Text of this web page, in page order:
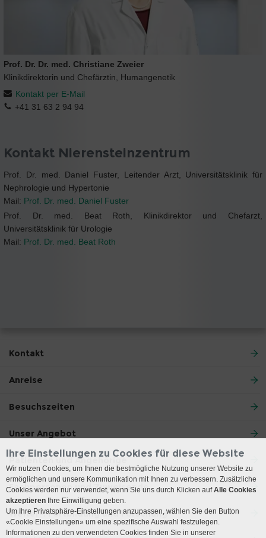
Prof. Dr. Dr. med. Christiane Zweier
Klinikdirektorin und Chefärztin, Humangenetik
Kontakt per E-Mail
+41 31 63 2 94 94
Kontakt Nierensteinzentrum
Prof. Dr. med. Daniel Fuster, Leitender Arzt, Universitätsklinik für
Nephrologie und Hypertonie
Mail: Prof. Dr. med. Daniel Fuster
Prof. Dr. med. Beat Roth, Klinikdirektor und Chefarzt,
Universitätsklinik für Urologie
Mail: Prof. Dr. med. Beat Roth
Kontakt
Anreise
Besuchszeiten
Unser Angebot
Patienten und Angehörige
Fachpersonen und Zuweisende
Weiter-, Fortbildung und Forschung
Ihre Einstellungen zu Cookies für diese Website
Wir nutzen Cookies, um Ihnen die bestmögliche Nutzung unserer Website zu
ermöglichen und unsere Kommunikation mit Ihnen zu verbessern. Zusätzliche
Cookies werden nur verwendet, wenn Sie uns durch Klicken aufAlle Cookies
akzeptieren Ihre Einwilligung geben.
Um Ihre Privatsphäre-Einstellungen anzupassen, wählen Sie den Button
«Cookie Einstellungen» um eine spezifische Auswahl festzulegen.
Informationen zu den verwendeten Cookies finden Sie in unserer